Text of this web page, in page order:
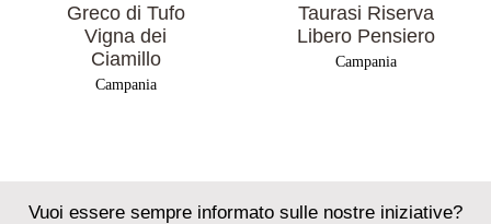
Greco di Tufo
Vigna dei
Ciamillo
Campania
Taurasi Riserva
Libero Pensiero
Campania
Vuoi essere sempre informato sulle nostre iniziative?